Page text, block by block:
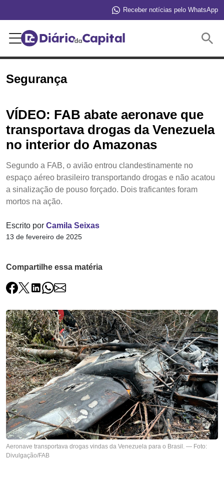
Receber notícias pelo WhatsApp
Segurança
VÍDEO: FAB abate aeronave que
transportava drogas da Venezuela
no interior do Amazonas
Segundo a FAB, o avião entrou clandestinamente no
espaço aéreo brasileiro transportando drogas e não acatou
a sinalização de pouso forçado. Dois traficantes foram
mortos na ação.
Escrito por Camila Seixas
13 de fevereiro de 2025
Compartilhe essa matéria
Aeronave transportava drogas vindas da Venezuela para o Brasil. — Foto:
Divulgação/FAB